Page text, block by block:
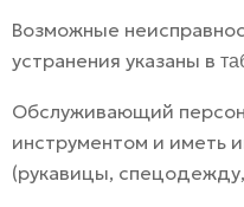
Возможные
устранения указаны в
Обслуживающий
инструментом и иметь
(рукавицы,